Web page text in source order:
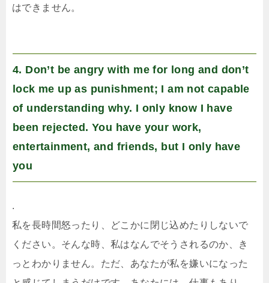
はできません。
4. Don’t be angry with me for long and don’t
lock me up as punishment; I am not capable
of understanding why. I only know I have
been rejected. You have your work,
entertainment, and friends, but I only have
you
.
私を長時間怒ったり、どこかに閉じ込めたりしないで
ください。そんな時、私はなんでそうされるのか、き
っとわかりません。ただ、あなたが私を嫌いになった